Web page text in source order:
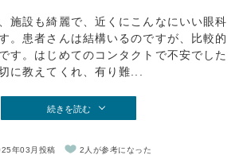
施設も綺麗で、近くにこんなにいい眼科
。患者さんは結構いるのですが、比較的
す。はじめてのコンタクトで不安でした
に教えてくれ、有り難...
続きを読む
年03月投稿 2人が参考になった